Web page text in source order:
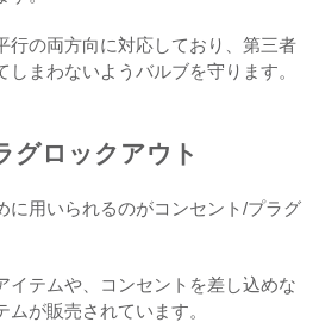
行の両方向に対応しており、第三者
まわないようバルブを守ります。
グロックアウト
に用いられるのがコンセント/プラグ
イテムや、コンセントを差し込めな
が販売されています。